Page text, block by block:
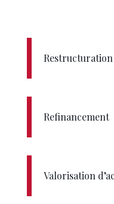
Refinancement
Valorisation